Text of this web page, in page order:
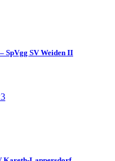
SpVgg SV Weiden II